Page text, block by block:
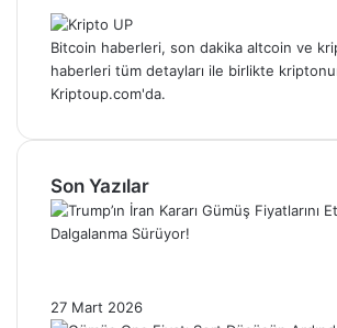
Bitcoin haberleri, son dakika altcoin ve
haberleri tüm detayları ile birlikte
Kriptoup.com'da.
Son Yazılar
27 Mart 2026